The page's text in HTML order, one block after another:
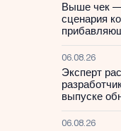
Выше чек —
сценария
06.08.26
Эксперт
выпуске
06.08.26